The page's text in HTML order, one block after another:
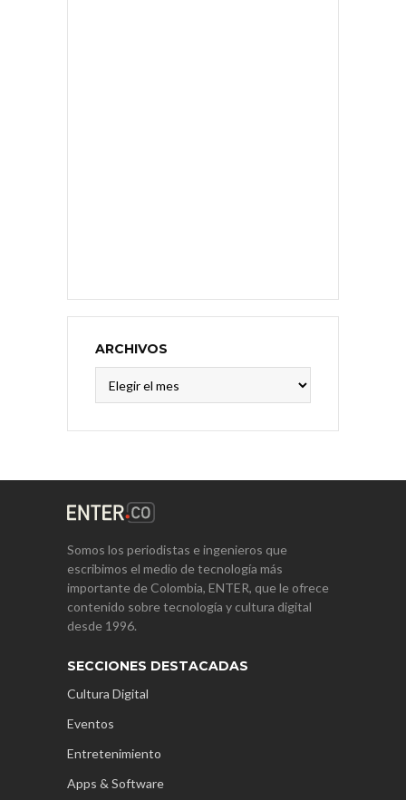
ARCHIVOS
Somos los periodistas e ingenieros que
escribimos el medio de tecnología más
importante de Colombia, ENTER, que le ofrece
contenido sobre tecnología y cultura digital
desde 1996.
SECCIONES DESTACADAS
Cultura Digital
Eventos
Entretenimiento
Apps & Software